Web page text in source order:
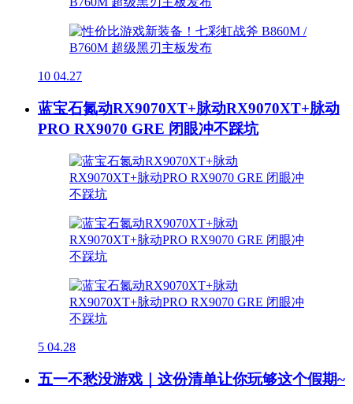
10 04.27
蓝宝石氮动RX9070XT+脉动RX9070XT+脉动
PRO RX9070 GRE 闭眼冲不踩坑
5 04.28
五一不愁没游戏｜这份清单让你玩够这个假期~